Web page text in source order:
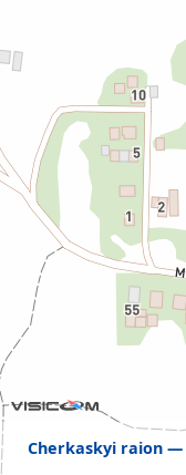
Cherkaskyi raion